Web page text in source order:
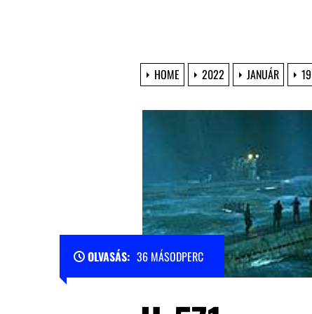
HOME 2022 JANUÁR 19
OLVASÁS: 36 MÁSODPERC